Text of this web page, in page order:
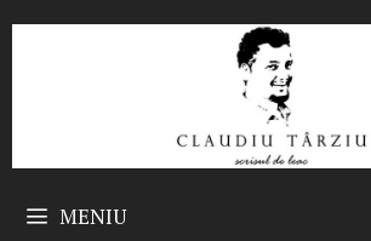
MENIU